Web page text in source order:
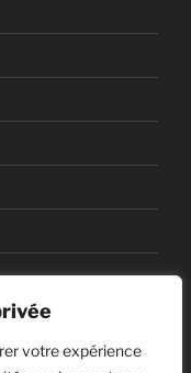
votre expérience